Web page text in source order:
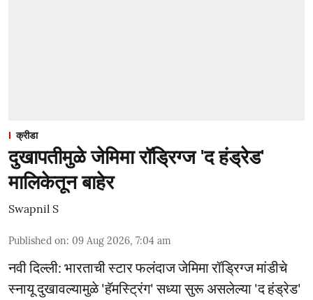
क्रीडा
दुखापतीमुळे जेमिमा रॉड्रिग्ज 'द हंड्रेड'
मालिकेतून बाहेर
Swapnil S
Published on: 09 Aug 2026, 7:04 am
नवी दिल्ली: भारताची स्टार फलंदाज जेमिमा रॉड्रिग्ज मांडीचे
स्नायू दुखावल्यामुळे 'हॅमस्ट्रिंग' सध्या सुरू असलेल्या 'द हंड्रेड'